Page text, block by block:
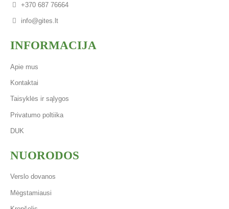
+370 687 76664
info@gites.lt
INFORMACIJA
Apie mus
Kontaktai
Taisyklės ir sąlygos
Privatumo poltiika
DUK
NUORODOS
Verslo dovanos
Mėgstamiausi